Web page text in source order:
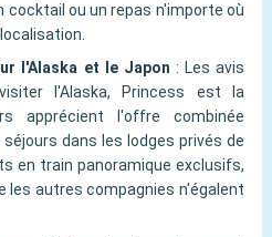
cocktail ou un repas n'importe où
l'Alaska et le Japon : Les avis
l'Alaska, Princess est la
apprécient l'offre combinée
dans les lodges privés de
en train panoramique exclusifs,
les autres compagnies n'égalent